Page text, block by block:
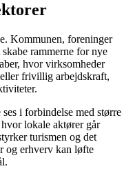
Kommunen, foreninger
rammerne for nye
hvor virksomheder
frivillig arbejdskraft,
i forbindelse med større
lokale aktører går
turismen og det
og erhverv kan løfte